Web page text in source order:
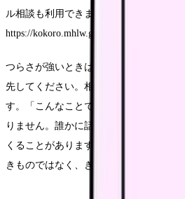
ル相談も利用できます（Source: 厚生労
https://kokoro.mhlw.go.jp/soudan/）。
つらさが強いときは、無理をせず、ま
先してください。相談することは、自
す。「こんなことで相談していいのだ
りません。誰かに話すことで気持ちが
くることがあります。あなたが感じて
きものではなく、きちんと受け止められ